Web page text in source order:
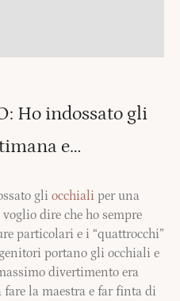
Ho indossato gli
e…
gli occhiali per una
dire che ho sempre
particolari e i “quattrocchi”
portano gli occhiali e
divertimento era
fare la maestra e far finta di